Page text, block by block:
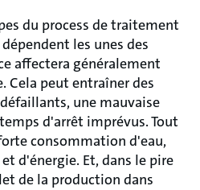
du process de traitement
les unes des
affectera généralement
Cela peut entraîner des
une mauvaise
d'arrêt imprévus. Tout
consommation d'eau,
d'énergie. Et, dans le pire
de la production dans